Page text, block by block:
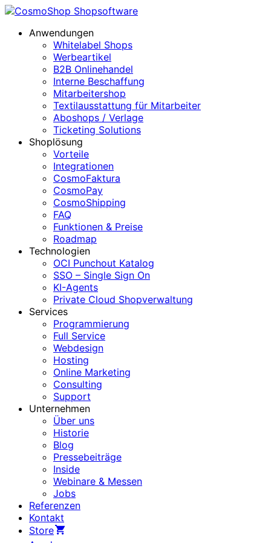
Anwendungen
Whitelabel Shops
Werbeartikel
B2B Onlinehandel
Interne Beschaffung
Mitarbeitershop
Textilausstattung für Mitarbeiter
Aboshops / Verlage
Ticketing Solutions
Shoplösung
Vorteile
Integrationen
CosmoFaktura
CosmoPay
CosmoShipping
FAQ
Funktionen & Preise
Roadmap
Technologien
OCI Punchout Katalog
SSO – Single Sign On
KI-Agents
Private Cloud Shopverwaltung
Services
Programmierung
Full Service
Webdesign
Hosting
Online Marketing
Consulting
Support
Unternehmen
Über uns
Historie
Blog
Pressebeiträge
Inside
Webinare & Messen
Jobs
Referenzen
Kontakt
Store